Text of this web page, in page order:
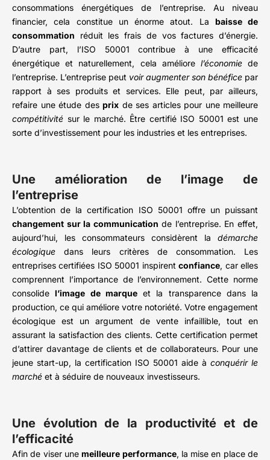
consommations énergétiques de l’entreprise. Au niveau
financier, cela constitue un énorme atout. La baisse de
consommation réduit les frais de vos factures d’énergie.
D’autre part, l’ISO 50001 contribue à une efficacité
énergétique et naturellement, cela améliore l’économiede
l’entreprise. L’entreprise peut voir augmenter son bénéfice par
rapport à ses produits et services. Elle peut, par ailleurs,
refaire une étude des prix de ses articles pour une meilleure
compétitivité sur le marché. Être certifié ISO 50001 est une
sorte d’investissement pour les industries et les entreprises.
Une amélioration de l’image de
l’entreprise
L’obtention de la certification ISO 50001 offre un puissant
changement sur la communication de l’entreprise. En effet,
aujourd’hui, les consommateurs considèrent la démarche
écologique dans leurs critères de consommation. Les
entreprises certifiées ISO 50001 inspirentconfiance, car elles
comprennent l’importance de l’environnement. Cette norme
consolidel’image de marqueet la transparence dans la
production, ce qui améliore votre notoriété. Votre engagement
écologique est un argument de vente infaillible, tout en
assurant la satisfaction des clients. Cette certification permet
d’attirer davantage de clients et de collaborateurs. Pour une
jeune start-up, la certification ISO 50001 aide à conquérir le
marché et à séduire de nouveaux investisseurs.
Une évolution de la productivité et de
l’efficacité
Afin de viser unemeilleure performance, la mise en place de